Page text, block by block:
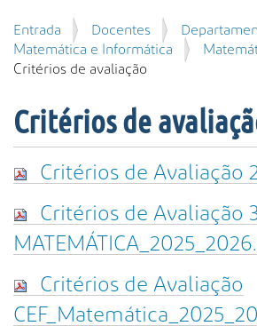
i
s
a
P
e
s
i
A
a
n
ç
d
a
Entrada Docentes
Matemática e Informática
Critérios de avaliação
Critérios de
Critérios de Avaliação
Critérios de Avaliação
Critérios de Avaliação